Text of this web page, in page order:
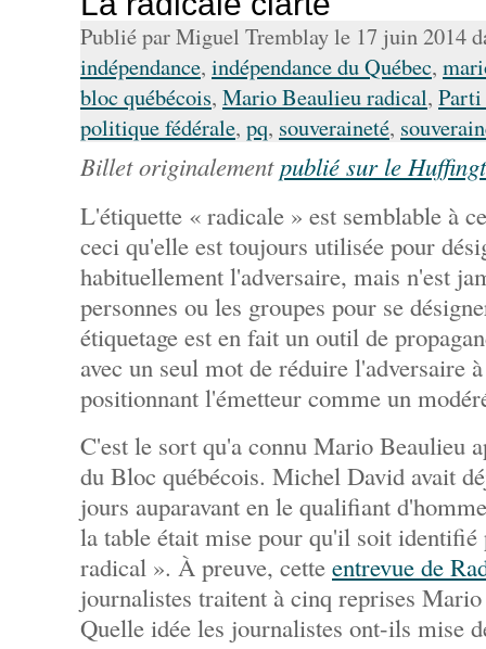
Publié par Miguel Tremblay le 17 juin 2014
indépendance, indépendance du Québec,
bloc québécois, Mario Beaulieu radical, Parti
politique fédérale, pq, souveraineté,
Billet originalementpublié sur le
L'étiquette « radicale » est semblable à
ceci qu'elle est toujours utilisée pour
habituellement l'adversaire, mais n'est
personnes ou les groupes pour se
étiquetage est en fait un outil de
avec un seul mot de réduire l'adversaire
positionnant l'émetteur comme un
C'est le sort qu'a connu Mario Beaulieu
du Bloc québécois. Michel David avait
jours auparavant en le qualifiant
la table était mise pour qu'il soit
radical ». À preuve, cette entrevue de
journalistes traitent à cinq reprises
Quelle idée les journalistes ont-ils mise